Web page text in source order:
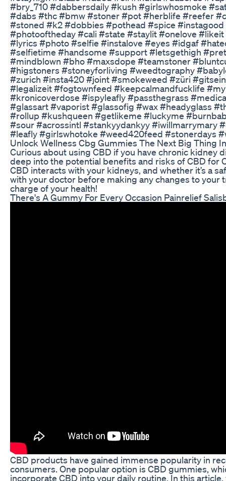
#bry_710 #dabbersdaily #kush #girlswhosmoke
#dabs #thc #bmw #stoner #pot #herblife #reefer
#stoned #k2 #dobbies #pothead #spice
#photooftheday #cali #state #staylit #onelove
#lyrics #photo #selfie #instalove #eyes #idgaf
#selfietime #handsome #support #letsgethigh
#mindblown #bho #maxsdope #teamstoner
#higstoners #stoneyforliving #weedtography
#zurich #insta420 #joint #smokeweed #züri
#legalizeit #fogtownfeed #keepcalmandfucklife
#kronicoverdose #ispyleafly #passthegrass
#glassart #vaporist #glassofig #wax #headyglass
#rollup #kushqueen #getlikeme #luckyme
#sour #acrossintl #stankyydankyy #iwillmarrymary
#leafly #girlswhotoke #weed420feed #stonerdays
Unlock Wellness Cbg Gummies The Next Big Thing
Curious about using CBD if you have chronic kidney
deep into the potential benefits and risks of CBD for
CBD interacts with your kidneys, and whether it’s a
with your doctor before making any changes to your
charge of your health!
There's A Gummy For Every Occasion Painrelief
CBD products have gained immense popularity in
consumers. One popular option is CBD gummies,
incorporate CBD into your daily routine. In this